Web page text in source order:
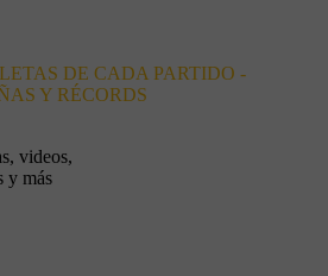
DE CADA PARTIDO -
Y RÉCORDS
videos,
y más